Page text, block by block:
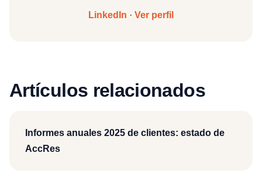
LinkedIn · Ver perfil
Artículos relacionados
Informes anuales 2025 de clientes: estado de
AccRes